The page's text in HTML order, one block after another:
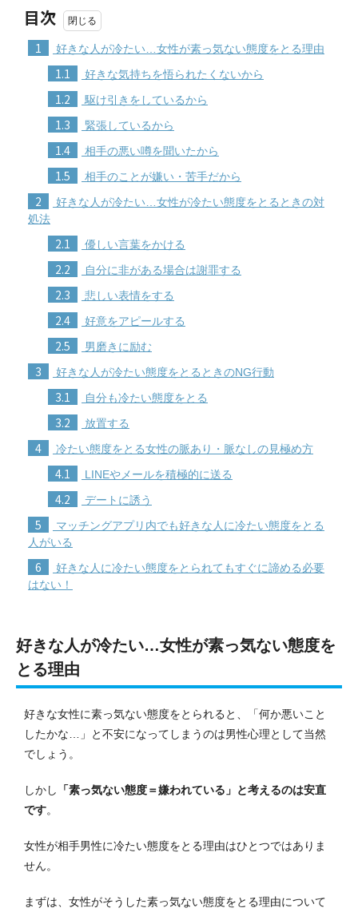
目次
1 好きな人が冷たい…女性が素っ気ない態度をとる理由
1.1 好きな気持ちを悟られたくないから
1.2 駆け引きをしているから
1.3 緊張しているから
1.4 相手の悪い噂を聞いたから
1.5 相手のことが嫌い・苦手だから
2
好きな人が冷たい…女性が冷たい態度をとるときの対
処法
2.1 優しい言葉をかける
2.2 自分に非がある場合は謝罪する
2.3 悲しい表情をする
2.4 好意をアピールする
2.5 男磨きに励む
3 好きな人が冷たい態度をとるときのNG行動
3.1 自分も冷たい態度をとる
3.2 放置する
4 冷たい態度をとる女性の脈あり・脈なしの見極め方
4.1 LINEやメールを積極的に送る
4.2 デートに誘う
5
マッチングアプリ内でも好きな人に冷たい態度をとる
人がいる
6
好きな人に冷たい態度をとられてもすぐに諦める必要
はない！
好きな人が冷たい…女性が素っ気ない態度を
とる理由
好きな女性に素っ気ない態度をとられると、「何か悪いこと
したかな…」と不安になってしまうのは男性心理として当然
でしょう。
しかし
「素っ気ない態度＝嫌われている」と考えるのは安直
です。
女性が相手男性に冷たい態度をとる理由はひとつではありま
せん。
まずは、女性がそうした素っ気ない態度をとる理由について